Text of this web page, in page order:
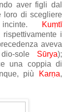
aver figli dal
loro di scegliere
Kuṃtī
i
aveva
sole Sūrya);
una coppia di
più Karṇa,